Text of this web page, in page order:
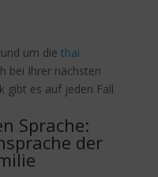
um die thai
bei Ihrer nächsten
gibt es auf jeden Fall
Sprache:
der